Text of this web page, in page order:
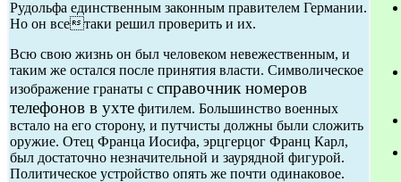
Рудольфа единственным законным правителем Германии.
Но он всетаки решил проверить и их.
Всю свою жизнь он был человеком невежественным, и
таким же остался после принятия власти. Символическое
изображение гранаты с справочник номеров
телефонов в ухте фитилем. Большинство военных
встало на его сторону, и путчисты должны были сложить
оружие. Отец Франца Иосифа, эрцгерцог Франц Карл,
был достаточно незначительной и заурядной фигурой.
Политическое устройство опять же почти одинаковое.